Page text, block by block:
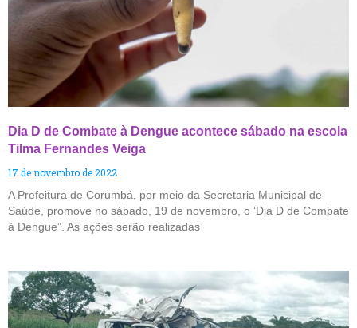
Dia D de Combate à Dengue acontece sábado na escola
Tilma Fernandes Veiga
17 de novembro de 2022
A Prefeitura de Corumbá, por meio da Secretaria Municipal de
Saúde, promove no sábado, 19 de novembro, o ‘Dia D de Combate
à Dengue”. As ações serão realizadas